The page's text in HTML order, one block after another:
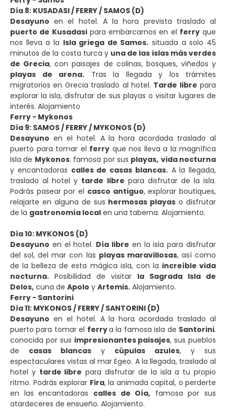
Día 8: KUSADASI / FERRY / SAMOS (D)
Desayuno en el hotel. A la hora prevista traslado al
puerto de Kusadasipara embarcarnos en el ferryque
nos lleva a la Isla griega de Samos. situada a solo 45
minutos de la costa turca y una de las islas más verdes
de Grecia, con paisajes de colinas, bosques, viñedos y
playas de arena. Tras la llegada y los trámites
migratorios en Grecia traslado al hotel. Tarde libre para
explorar la isla, disfrutar de sus playas o visitar lugares de
interés. Alojamiento
Ferry - Mykonos
Día 9: SAMOS / FERRY / MYKONOS (D)
Desayuno en el hotel. A la hora acordada traslado al
puerto para tomar el ferry que nos lleva a la magnífica
Isla de Mykonos. famosa por sus playas, vida nocturna
y encantadoras calles de casas blancas.A la llegada,
traslado al hotel y tarde libre para disfrutar de la isla.
Podrás pasear por el casco antiguo, explorar boutiques,
relajarte en alguna de sus hermosas playas o disfrutar
de la gastronomía local en una taberna. Alojamiento.
Día 10: MYKONOS (D)
Desayuno en el hotel. Día libre en la isla para disfrutar
del sol, del mar con las playas maravillosas, así como
de la belleza de esta mágica isla, con la increíble vida
nocturna. Posibilidad de visitar la Sagrada Isla de
Delos, cuna de Apolo y Artemis. Alojamiento.
Ferry - Santorini
Día 11: MYKONOS / FERRY / SANTORINI (D)
Desayuno en el hotel. A la hora acordada traslado al
puerto para tomar el ferrya la famosa isla de Santorini.
conocida por sus impresionantes paisajes, sus pueblos
de casas blancas y cúpulas azules, y sus
espectaculares vistas al mar Egeo. A la llegada, traslado al
hotel y tarde libre para disfrutar de la isla a tu propio
ritmo. Podrás explorar Fira, la animada capital, o perderte
en las encantadoras calles de Oía, famosa por sus
atardeceres de ensueño. Alojamiento.